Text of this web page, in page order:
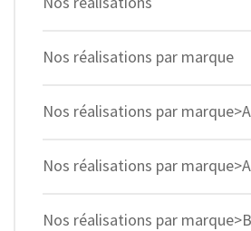
Nos réalisations par marque
Nos réalisations par
Nos réalisations par
Nos réalisations par